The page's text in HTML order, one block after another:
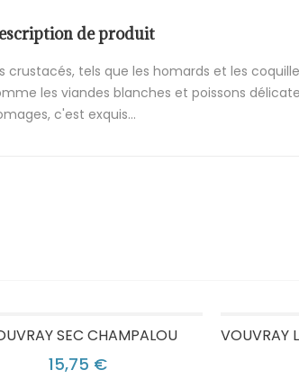
de produit
crustacés, tels que les homards et les
les viandes blanches et poissons
c'est exquis...
SEC CHAMPALOU
15,75 €